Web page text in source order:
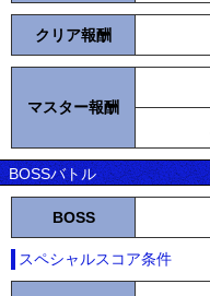
クリア報酬
マスター報酬
BOSSバトル
BOSS
スペシャルスコア条件